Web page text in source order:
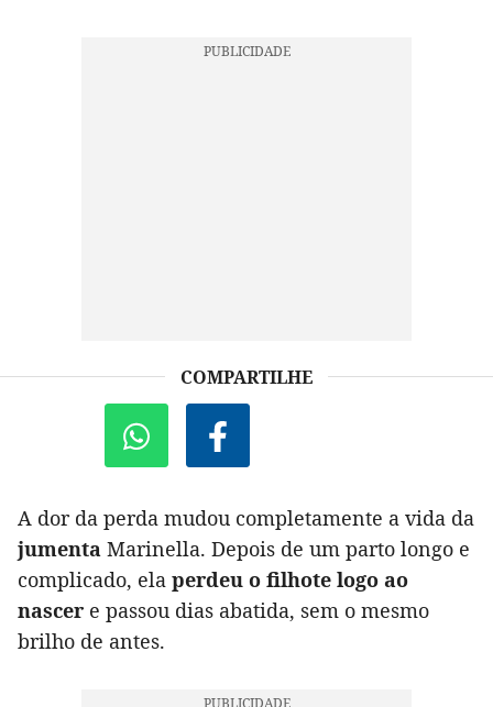
COMPARTILHE
A dor da perda mudou completamente a vida da
jumenta Marinella. Depois de um parto longo e
complicado, ela perdeu o filhote logo ao
nascer e passou dias abatida, sem o mesmo
brilho de antes.